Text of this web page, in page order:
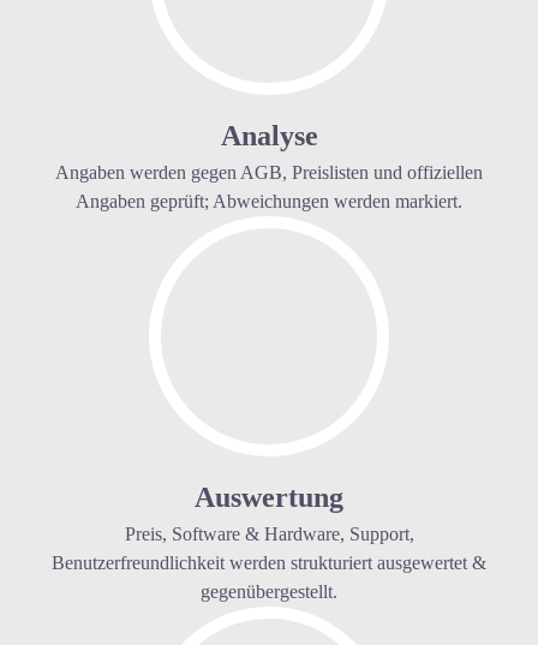
Analyse
Angaben werden gegen AGB, Preislisten und offiziellen
Angaben geprüft; Abweichungen werden markiert.
Auswertung
Preis, Software & Hardware, Support,
Benutzerfreundlichkeit werden strukturiert ausgewertet &
gegenübergestellt.